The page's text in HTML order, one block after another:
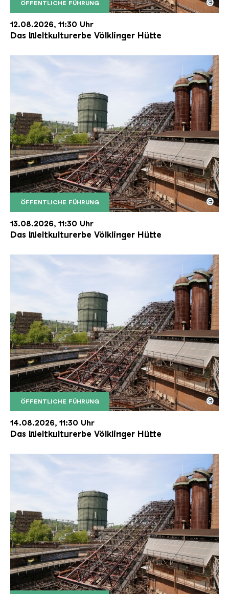
ÖFFENTLICHE FÜHRUNG
Der Erzschrägaufzug der Völklinger Hütte mit
Copyright: Weltkulturerbe Völklinger Hütte | Karl
©
12.08.2026, 11:30 Uhr
Das Weltkulturerbe Völklinger Hütte
ÖFFENTLICHE FÜHRUNG
Der Erzschrägaufzug der Völklinger Hütte mit
Copyright: Weltkulturerbe Völklinger Hütte | Karl
©
13.08.2026, 11:30 Uhr
Das Weltkulturerbe Völklinger Hütte
ÖFFENTLICHE FÜHRUNG
Der Erzschrägaufzug der Völklinger Hütte mit
Copyright: Weltkulturerbe Völklinger Hütte | Karl
©
14.08.2026, 11:30 Uhr
Das Weltkulturerbe Völklinger Hütte